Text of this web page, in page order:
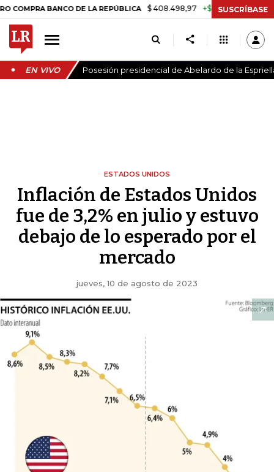
BANCO DE LA REPÚBLICA $ 408.498,97 +$ 8.753,81 +2,19%
SUSCRÍBASE
EN VIVO Posesión presidencial de Abelardo de la
ESTADOS UNIDOS
Inflación de Estados Unidos
fue de 3,2% en julio y estuvo
debajo de lo esperado por el
mercado
jueves, 10 de agosto de 2023